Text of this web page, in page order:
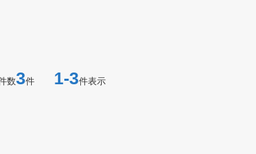
数3件 1-3件表示